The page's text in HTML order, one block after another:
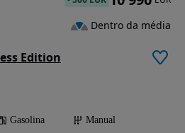
Edition
Gasolina
Manual
Dentro da média